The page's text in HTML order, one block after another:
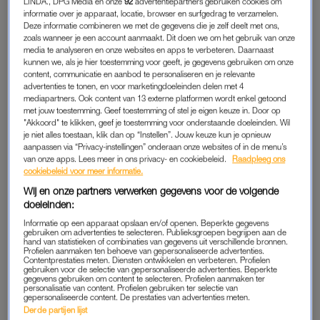
het goede voorbeeld geven”, herinnert Jacqueline Krouwel
zich.
Een goed besluit, zo blijkt. “Zien drinken, doet drinken. Als
scholieren hun ouders thuis zien drinken, denken zij: zo ziet
vrije tijd er dus uit. Daar hoort een borrel bij. Een kind van twee
jaar kan al onderscheid maken tussen een ‘gewoon’ glas
drinken en bijvoorbeeld een biertje.”
EXPERIMENTEREN
Er zijn veel redenen waarom het drankgedrag onder jongeren
weer op hetzelfde niveau is als voor de pandemie, zo vertelt
Krouwel. “Iedereen zat meer thuis, waardoor de groepsdruk
wegviel. Door groepsgedrag gaan jongeren experimenteren,
bijvoorbeeld met alcohol. Maar dat gebeurde nu niet meer. Nu
corona zo goed als voorbij is, pakken mensen hun oude leven
weer op. Dat jongeren weer meer drinken, ligt ook aan hun
informatie over je apparaat, locatie, browser en surfgedrag te verzamelen.
Deze informatie combineren we met de gegevens die je zelf deelt met ons,
zoals wanneer je een account aanmaakt. Dit doen we om het gebruik van onze
media te analyseren en onze websites en apps te verbeteren. Daarnaast
kunnen we, als je hier toestemming voor geeft, je gegevens gebruiken om onze
content, communicatie en aanbod te personaliseren en je relevante
advertenties te tonen, en voor marketingdoeleinden delen met 4
mediapartners. Ook content van 13 externe platformen wordt enkel getoond
met jouw toestemming. Geef toestemming of stel je eigen keuze in. Door op
"Akkoord" te klikken, geef je toestemming voor onderstaande doeleinden. Wil
je niet alles toestaan, klik dan op “Instellen”. Jouw keuze kun je opnieuw
aanpassen via “Privacy-instellingen” onderaan onze websites of in de menu’s
van onze apps. Lees meer in ons privacy- en cookiebeleid.
Raadpleeg ons
cookiebeleid voor meer informatie.
Wij en onze partners verwerken gegevens voor de volgende
doeleinden:
Informatie op een apparaat opslaan en/of openen. Beperkte gegevens
gebruiken om advertenties te selecteren. Publieksgroepen begrijpen aan de
hand van statistieken of combinaties van gegevens uit verschillende bronnen.
Profielen aanmaken ten behoeve van gepersonaliseerde advertenties.
Contentprestaties meten. Diensten ontwikkelen en verbeteren. Profielen
gebruiken voor de selectie van gepersonaliseerde advertenties. Beperkte
gegevens gebruiken om content te selecteren. Profielen aanmaken ter
personalisatie van content. Profielen gebruiken ter selectie van
gepersonaliseerde content. De prestaties van advertenties meten.
Derde partijen lijst